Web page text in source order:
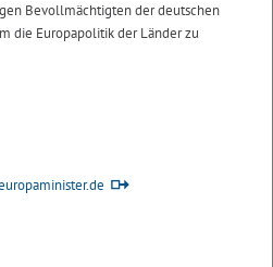
Bevollmächtigten der deutschen
die Europapolitik der Länder zu